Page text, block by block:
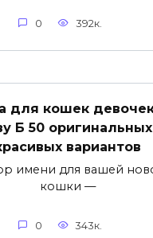
0 392к.
для кошек
Б 50
вариантов
имени для вашей
кошки —
0 343к.